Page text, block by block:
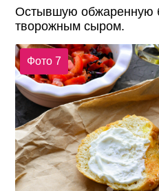
Остывшую обжаренную
творожным сыром.
Фото 7